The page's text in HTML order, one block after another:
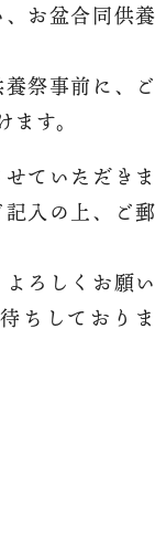
お盆合同供養
祭事前に、ご
す。
ていただきま
入の上、ご郵
ろしくお願い
ちしておりま